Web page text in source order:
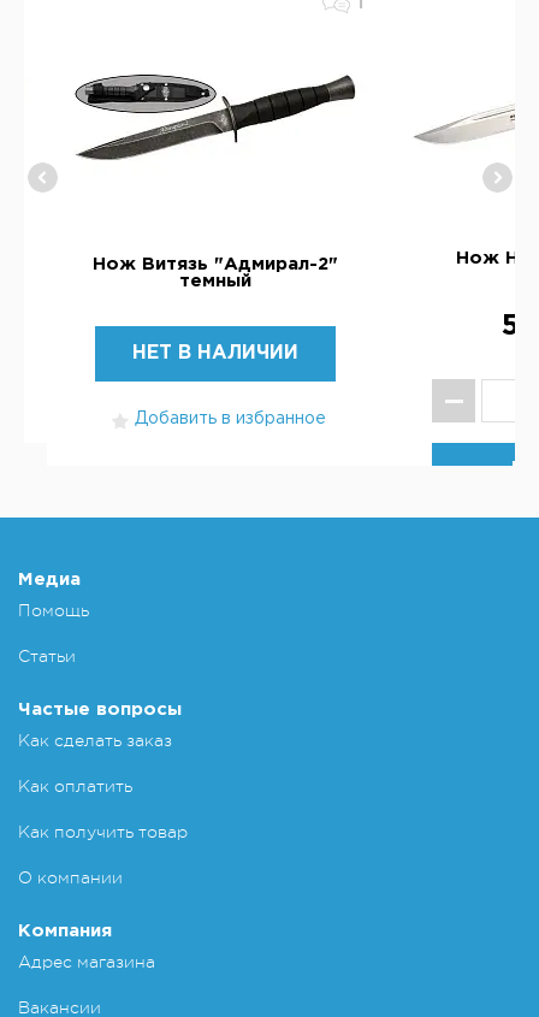
1
Нож Витязь "Адмирал-2"
темный
НЕТ В НАЛИЧИИ
Добавить в избранное
Нож
5
Медиа
Помощь
Статьи
Частые вопросы
Как сделать заказ
Как оплатить
Как получить товар
О компании
Компания
Адрес магазина
Вакансии